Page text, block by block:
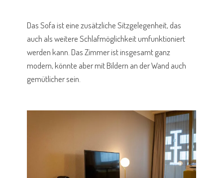
Das Sofa ist eine zusätzliche Sitzgelegenheit, das
auch als weitere Schlafmöglichkeit umfunktioniert
werden kann. Das Zimmer ist insgesamt ganz
modern, könnte aber mit Bildern an der Wand auch
gemütlicher sein.